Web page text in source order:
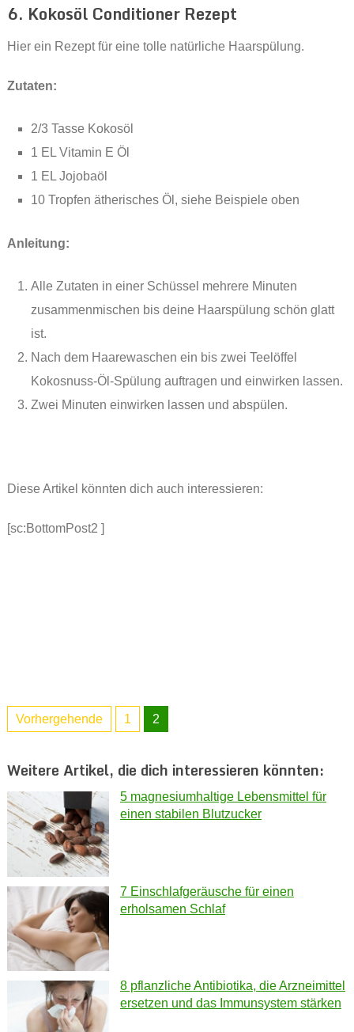
6. Kokosöl Conditioner Rezept
Hier ein Rezept für eine tolle natürliche Haarspülung.
Zutaten:
2/3 Tasse Kokosöl
1 EL Vitamin E Öl
1 EL Jojobaöl
10 Tropfen ätherisches Öl, siehe Beispiele oben
Anleitung:
Alle Zutaten in einer Schüssel mehrere Minuten
zusammenmischen bis deine Haarspülung schön glatt
ist.
Nach dem Haarewaschen ein bis zwei Teelöffel
Kokosnuss-Öl-Spülung auftragen und einwirken lassen.
Zwei Minuten einwirken lassen und abspülen.
Diese Artikel könnten dich auch interessieren:
[sc:BottomPost2 ]
Vorhergehende 1 2
Weitere Artikel, die dich interessieren könnten:
5 magnesiumhaltige Lebensmittel für
einen stabilen Blutzucker
7 Einschlafgeräusche für einen
erholsamen Schlaf
8 pflanzliche Antibiotika, die Arzneimittel
ersetzen und das Immunsystem stärken